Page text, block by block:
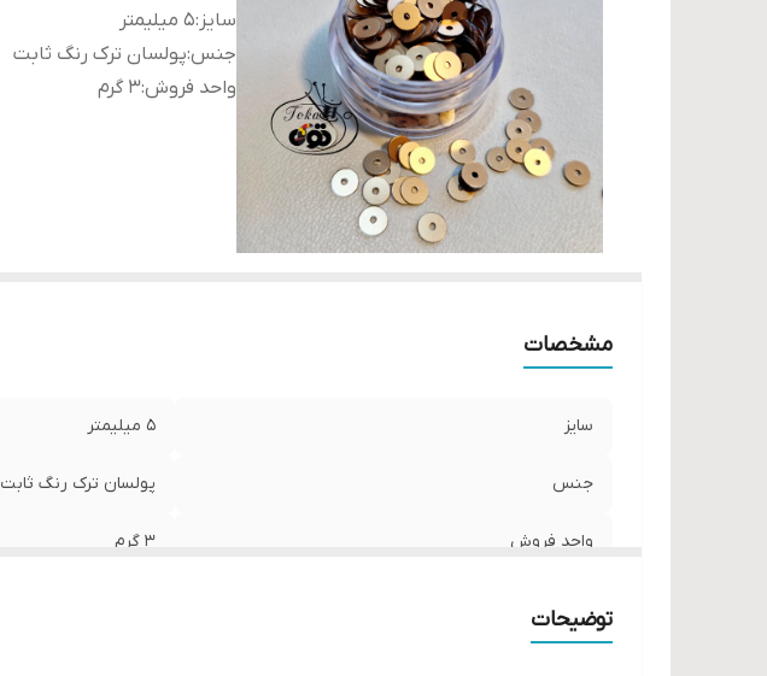
سایز :۵ میلیمتر
جنس:پولسان ترک رنگ ثابت
واحد فروش:۳ گرم
مشخصات
سایز ۵ میلیمتر
جنس پولسان ترک رنگ ثابت
واحد فروش ۳ گرم
توضیحات